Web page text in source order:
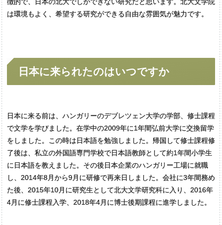
徴的で、日本の北大でしかできない研究だと思います。北大文学院
は環境もよく、希望する研究ができる自由な雰囲気が魅力です。
日本に来られたのはいつですか
日本に来る前は、ハンガリーのデブレツェン大学の学部、修士課程
で文学を学びました。在学中の2009年に1年間弘前大学に交換留学
をしました。この時は日本語を勉強しました。帰国して修士課程修
了後は、私立の外国語専門学校で日本語教師として約1年間小学生
に日本語を教えました。その後日本企業のハンガリー工場に就職
し、2014年8月から9月に研修で再来日しました。会社に3年間務め
た後、2015年10月に研究生として北大文学研究科に入り、2016年
4月に修士課程入学、2018年4月に博士後期課程に進学しました。